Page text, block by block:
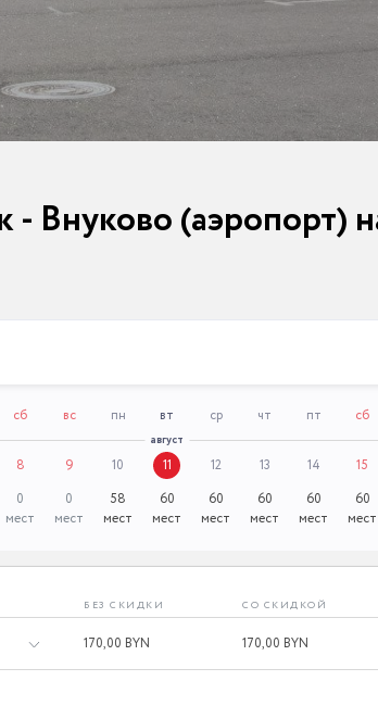
Внуково (аэропорт)
сб
8
0
мест
вс
9
0
мест
пн
10
58
мест
вт
август
11
60
мест
ср
12
60
мест
чт
13
60
мест
пт
14
60
мест
сб
15
60
мест
БЕЗ СКИДКИ СО СКИДКОЙ
170,00 BYN 170,00 BYN